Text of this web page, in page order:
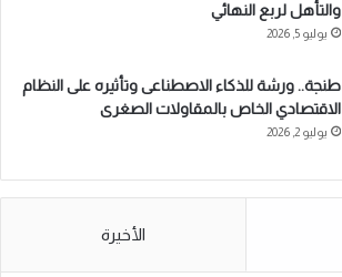
والتأهل لربع النهائي
يوليو 5, 2026
طنجة.. ورشة للذكاء الاصطناعى وتأثيره على النظام
الاقتصادي الخاص بالمقاولات الصغرى
يوليو 2, 2026
الأخيرة